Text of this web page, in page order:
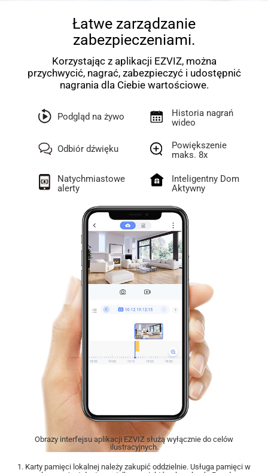
Łatwe zarządzanie
zabezpieczeniami.
Korzystając z aplikacji EZVIZ, można
przychwycić, nagrać, zabezpieczyć i udostępnić
nagrania dla Ciebie wartościowe.
Podgląd na żywo
Odbiór dźwięku
Natychmiastowe
alerty
Historia nagrań
wideo
Powiększenie
maks. 8x
Inteligentny Dom
Aktywny
Obrazy interfejsu aplikacji EZVIZ służą wyłącznie do celów
ilustracyjnych.
1. Karty pamięci lokalnej należy zakupić oddzielnie. Usługa pamięci w